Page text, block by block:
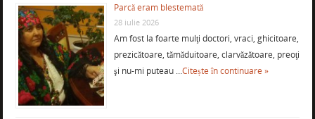
Parcă eram blestemată
28 iulie 2026
Am fost la foarte mulţi doctori, vraci, ghicitoare,
prezicătoare, tămăduitoare, clarvăzătoare, preoţi
şi nu-mi puteau …Citește în continuare »